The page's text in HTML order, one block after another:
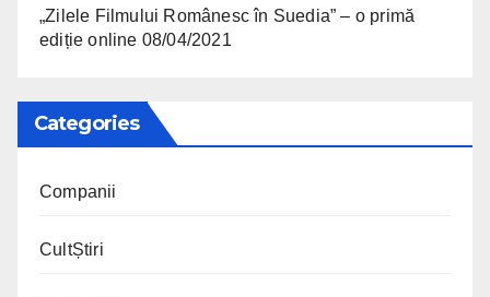
„Zilele Filmului Românesc în Suedia” – o primă
ediție online 08/04/2021
Categories
Companii
CultȘtiri